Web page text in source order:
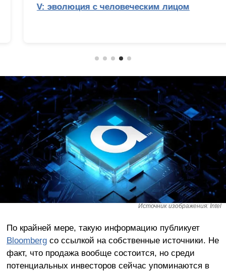
V: эволюция с человеческим лицом
Источник изображения: Intel
По крайней мере, такую информацию публикует
Bloombergсо ссылкой на собственные источники. Не
факт, что продажа вообще состоится, но среди
потенциальных инвесторов сейчас упоминаются в